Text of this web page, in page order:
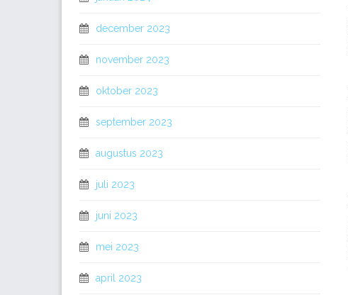
december 2023
november 2023
oktober 2023
september 2023
augustus 2023
juli 2023
juni 2023
mei 2023
april 2023